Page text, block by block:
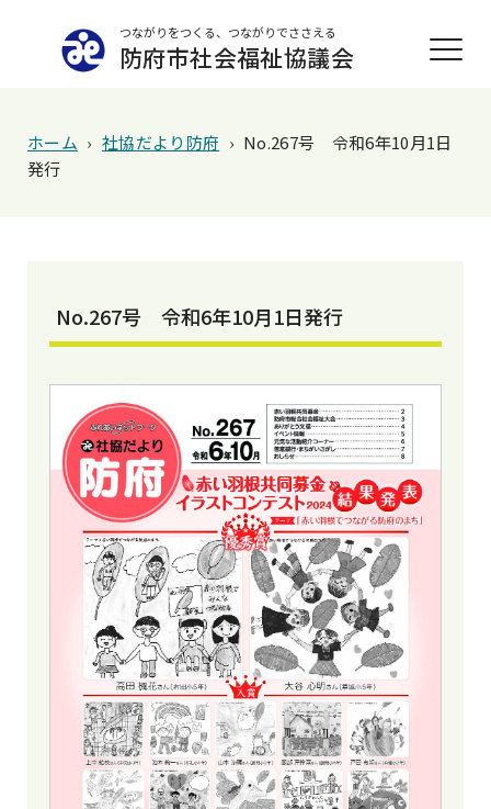
つながりをつくる、つながりでささえる
防府市社会福祉協議会
ホーム › 社協だより防府 › No.267号 令和6年10月1日
発行
No.267号 令和6年10月1日発行